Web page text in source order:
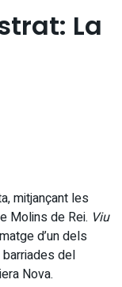
La
mitjançant les
Molins de Rei. Viu
d’un dels
del
Nova.